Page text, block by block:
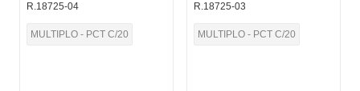
R.18725-04
MULTIPLO - PCT C/20
R.18725-03
MULTIPLO - PCT C/20